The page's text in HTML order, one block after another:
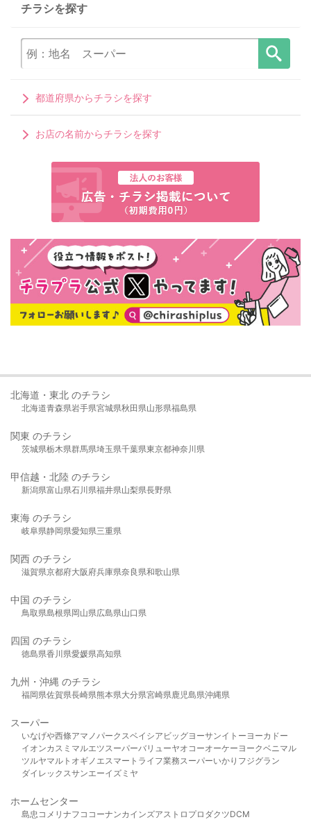
チラシを探す
都道府県からチラシを探す
お店の名前からチラシを探す
北海道・東北 のチラシ
北海道青森県岩手県宮城県秋田県山形県福島県
関東 のチラシ
茨城県栃木県群馬県埼玉県千葉県東京都神奈川県
甲信越・北陸 のチラシ
新潟県富山県石川県福井県山梨県長野県
東海 のチラシ
岐阜県静岡県愛知県三重県
関西 のチラシ
滋賀県京都府大阪府兵庫県奈良県和歌山県
中国 のチラシ
鳥取県島根県岡山県広島県山口県
四国 のチラシ
徳島県香川県愛媛県高知県
九州・沖縄 のチラシ
福岡県佐賀県長崎県熊本県大分県宮崎県鹿児島県沖縄県
スーパー
いなげや西條アマノパークスベイシア ビッグヨーサンイトーヨーカドー
イオンカスミ マルエツスーパーバリューヤオコーオーケー ヨークベニマル
ツルヤマルト オギノ エスマート ライフ業務スーパーいかり フジグラン
ダイレックスサンエーイズミヤ
ホームセンター
島忠 コメリ ナフコ コーナンカインズアストロプロダクツDCM